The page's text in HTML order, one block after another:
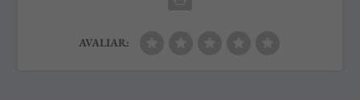
AVALIAR: